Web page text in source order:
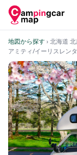
地図から探す› 北海道
アミティ/イーリスレン